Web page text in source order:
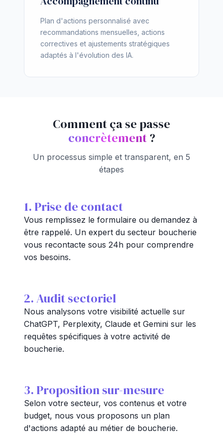
Plan d'actions personnalisé avec
recommandations mensuelles, actions
correctives et ajustements stratégiques
adaptés à l'évolution des IA.
Comment ça se passe
concrètement?
Un processus simple et transparent, en 5
étapes
1. Prise de contact
Vous remplissez le formulaire ou demandez à
être rappelé. Un expert du secteur boucherie
vous recontacte sous 24h pour comprendre
vos besoins.
2. Audit sectoriel
Nous analysons votre visibilité actuelle sur
ChatGPT, Perplexity, Claude et Gemini sur les
requêtes spécifiques à votre activité de
boucherie.
3. Proposition sur-mesure
Selon votre secteur, vos contenus et votre
budget, nous vous proposons un plan
d'actions adapté au métier de boucherie.